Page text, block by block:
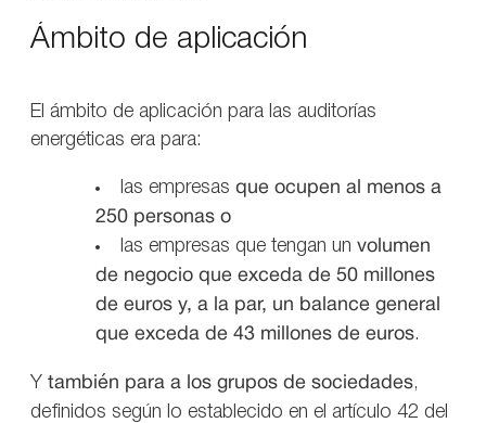
Ámbito de aplicación
El ámbito de aplicación para las auditorías
energéticas era para:
las empresas que ocupen al menos a
250 personas o
las empresas que tengan un volumen
de negocio que exceda de 50 millones
de euros y, a la par, un balance general
que exceda de 43 millones de euros.
Y también para a los grupos de sociedades,
definidos según lo establecido en el artículo 42 del